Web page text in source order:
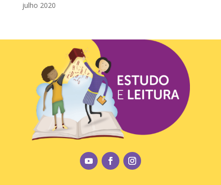
julho 2020